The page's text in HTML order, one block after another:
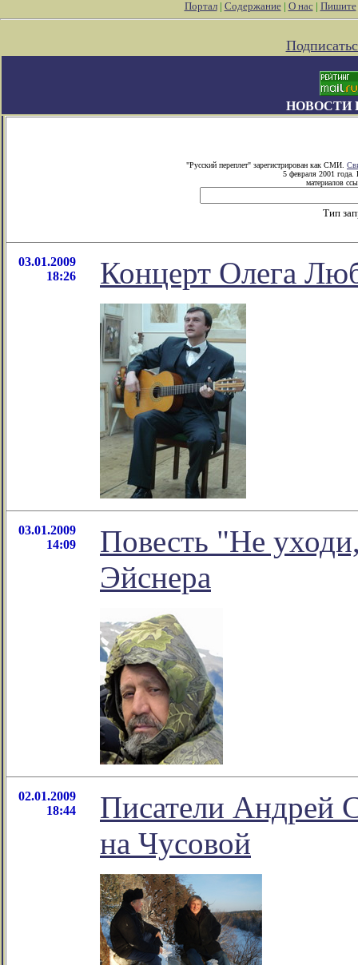
Портал| Содержание| О нас| Пишите
НОВОСТИ
"Русский переплет" зарегистрирован как СМИ.
5 февраля 2001 года.
материалов
Тип
03.01.2009
18:26
Концерт Олега
03.01.2009
14:09
Повесть "Не
Эйснера
02.01.2009
18:44
Писатели Андрей
на Чусовой